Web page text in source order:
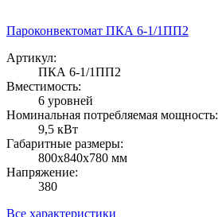
Пароконвектомат ПКА 6-1/1ПП2
Артикул:
ПКА 6-1/1ПП2
Вместимость:
6 уровней
Номинальная потребляемая мощность:
9,5 кВт
Габаритные размеры:
800х840х780 мм
Напряжение:
380
Все характеристики